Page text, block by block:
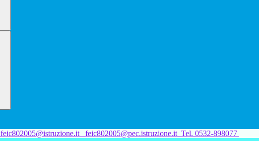
feic802005@istruzione.it feic802005@pec.istruzione.it Tel. 0532-898077